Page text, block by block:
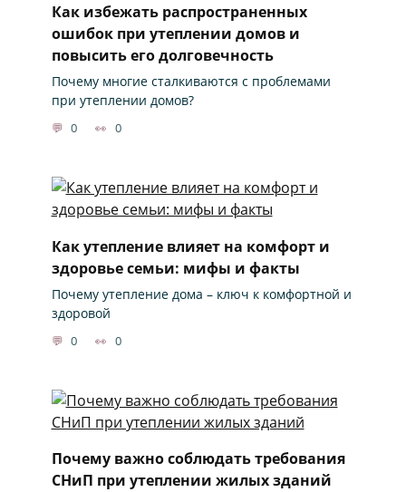
Как избежать распространенных
ошибок при утеплении домов и
повысить его долговечность
Почему многие сталкиваются с проблемами
при утеплении домов?
0 0
Как утепление влияет на комфорт и
здоровье семьи: мифы и факты
Почему утепление дома – ключ к комфортной и
здоровой
0 0
Почему важно соблюдать требования
СНиП при утеплении жилых зданий